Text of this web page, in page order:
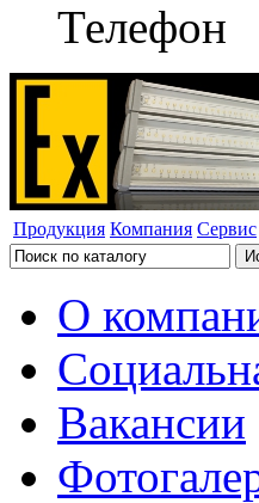
Телефон
Продукция Компания Сервис
О
Вакансии